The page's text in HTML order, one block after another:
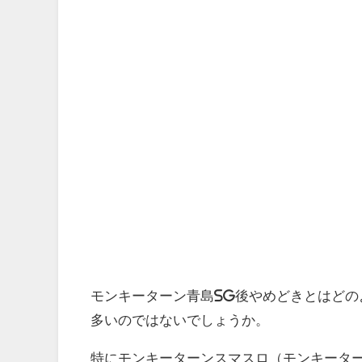
モンキーターン青島SG後やめどきとはど
多いのではないでしょうか。
特にモンキーターンスマスロ（モンキー